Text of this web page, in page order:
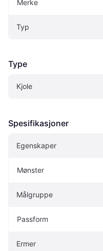
Merke
Typ
Type
Kjole
Spesifikasjoner
Egenskaper
Mønster
Målgruppe
Passform
Ermer